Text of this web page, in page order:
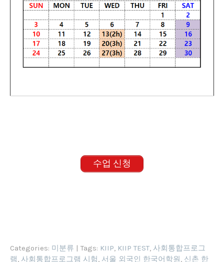
수업 신청
Categories: 미분류 | Tags: KIIP, KIIP TEST, 사회통합프로그
램, 사회통합프로그램 시험, 서울 외국인 한국어학원, 신촌 한